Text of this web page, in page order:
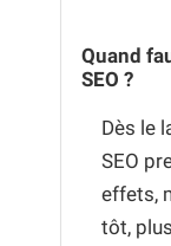
Quand
SEO ?
Dès le
SEO
effets,
tôt,